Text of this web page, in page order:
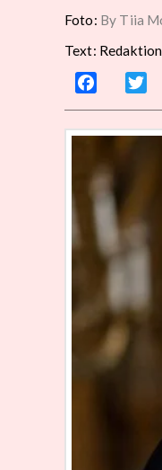
Foto: By Tiia
Text:
Facebook